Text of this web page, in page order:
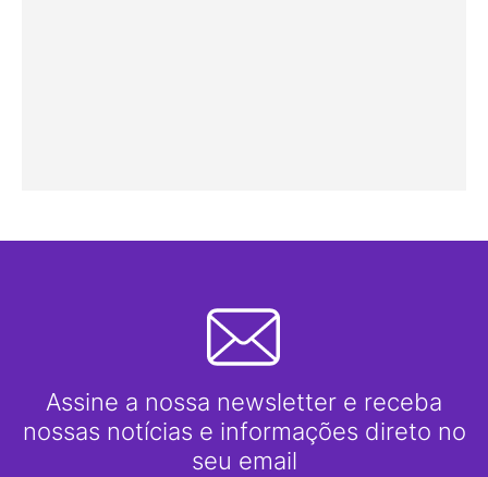
Assine a nossa newsletter e receba
nossas notícias e informações direto no
seu email